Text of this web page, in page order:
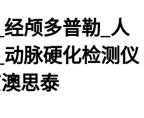
颅多普勒_人
脉硬化检测仪
思泰